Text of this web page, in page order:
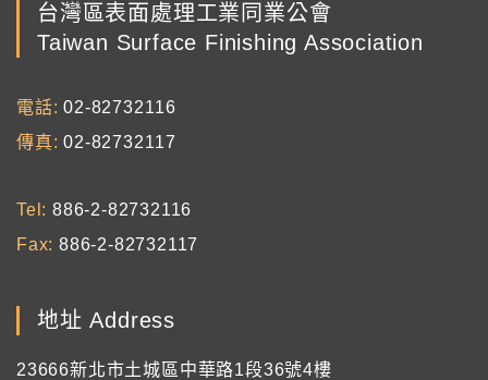
台灣區表面處理工業同業公會
Taiwan Surface Finishing Association
電話
02-82732116
傳真
02-82732117
Tel
886-2-82732116
Fax 886-2-82732117
地址 Address
23666新北市土城區中華路1段36號4樓